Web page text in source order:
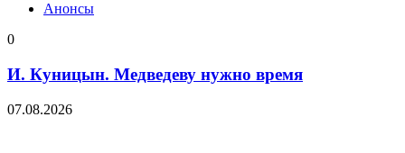
Анонсы
0
И. Куницын. Медведеву нужно время
07.08.2026